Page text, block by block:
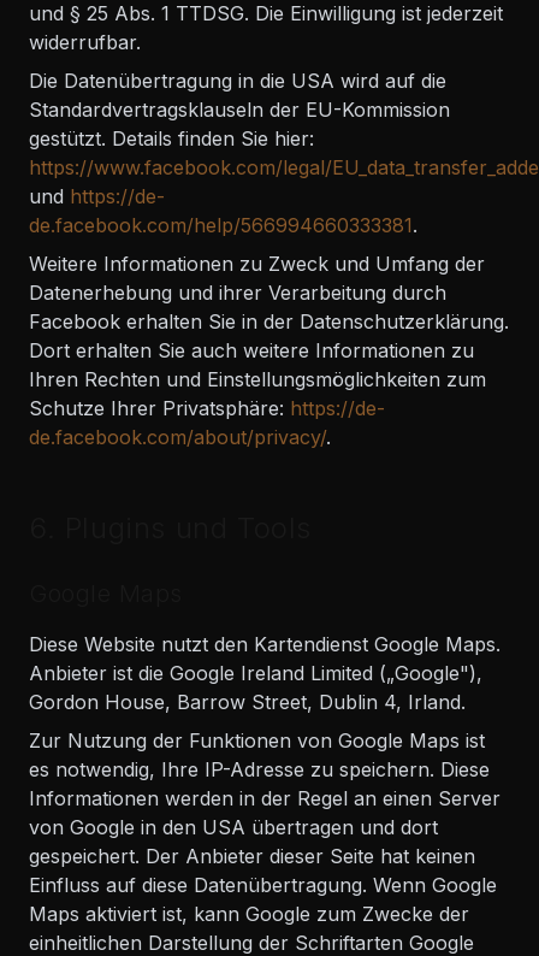
und § 25 Abs. 1 TTDSG. Die Einwilligung ist jederzeit
widerrufbar.
Die Datenübertragung in die USA wird auf die
Standardvertragsklauseln der EU-Kommission
gestützt. Details finden Sie hier:
https://www.facebook.com/legal/
und https://de-
de.facebook.com/help/566994660333381.
Weitere Informationen zu Zweck und Umfang der
Datenerhebung und ihrer Verarbeitung durch
Facebook erhalten Sie in der Datenschutzerklärung.
Dort erhalten Sie auch weitere Informationen zu
Ihren Rechten und Einstellungsmöglichkeiten zum
Schutze Ihrer Privatsphäre: https://de-
de.facebook.com/about/privacy/.
Diese Website nutzt den Kartendienst Google Maps.
Anbieter ist die Google Ireland Limited („Google"),
Gordon House, Barrow Street, Dublin 4, Irland.
Zur Nutzung der Funktionen von Google Maps ist
es notwendig, Ihre IP-Adresse zu speichern. Diese
Informationen werden in der Regel an einen Server
von Google in den USA übertragen und dort
gespeichert. Der Anbieter dieser Seite hat keinen
Einfluss auf diese Datenübertragung. Wenn Google
Maps aktiviert ist, kann Google zum Zwecke der
einheitlichen Darstellung der Schriftarten Google